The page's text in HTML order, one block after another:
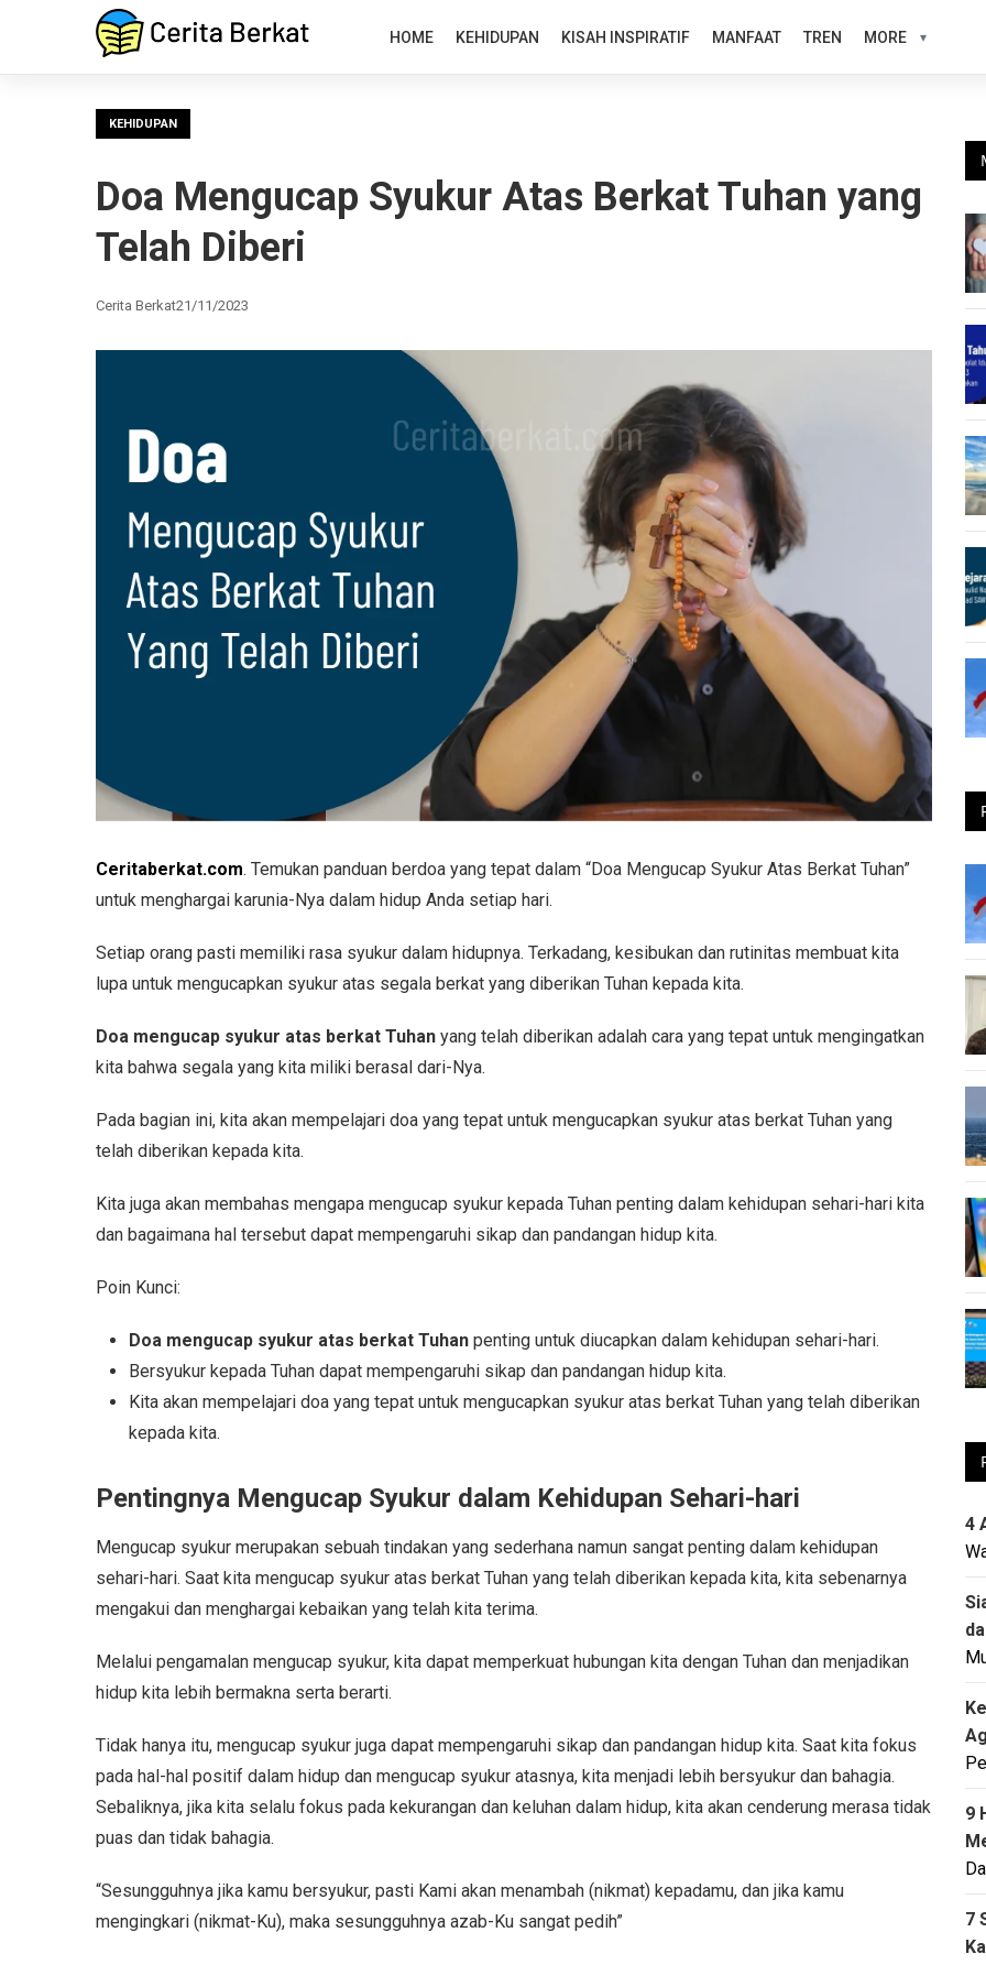
HOME KEHIDUPAN KISAH INSPIRATIF MANFAAT TREN MORE
KEHIDUPAN
Doa Mengucap Syukur Atas Berkat Tuhan yang
Telah Diberi
Cerita Berkat21/11/2023
Ceritaberkat.com. Temukan panduan berdoa yang tepat dalam “Doa Mengucap Syukur Atas Berkat Tuhan”
untuk menghargai karunia-Nya dalam hidup Anda setiap hari.
Setiap orang pasti memiliki rasa syukur dalam hidupnya. Terkadang, kesibukan dan rutinitas membuat kita
lupa untuk mengucapkan syukur atas segala berkat yang diberikan Tuhan kepada kita.
Doa mengucap syukur atas berkat Tuhan yang telah diberikan adalah cara yang tepat untuk mengingatkan
kita bahwa segala yang kita miliki berasal dari-Nya.
Pada bagian ini, kita akan mempelajari doa yang tepat untuk mengucapkan syukur atas berkat Tuhan yang
telah diberikan kepada kita.
Kita juga akan membahas mengapa mengucap syukur kepada Tuhan penting dalam kehidupan sehari-hari kita
dan bagaimana hal tersebut dapat mempengaruhi sikap dan pandangan hidup kita.
Poin Kunci:
Doa mengucap syukur atas berkat Tuhan penting untuk diucapkan dalam kehidupan sehari-hari.
Bersyukur kepada Tuhan dapat mempengaruhi sikap dan pandangan hidup kita.
Kita akan mempelajari doa yang tepat untuk mengucapkan syukur atas berkat Tuhan yang telah diberikan
kepada kita.
Pentingnya Mengucap Syukur dalam Kehidupan Sehari-hari
Mengucap syukur merupakan sebuah tindakan yang sederhana namun sangat penting dalam kehidupan
sehari-hari. Saat kita mengucap syukur atas berkat Tuhan yang telah diberikan kepada kita, kita sebenarnya
mengakui dan menghargai kebaikan yang telah kita terima.
Melalui pengamalan mengucap syukur, kita dapat memperkuat hubungan kita dengan Tuhan dan menjadikan
hidup kita lebih bermakna serta berarti.
Tidak hanya itu, mengucap syukur juga dapat mempengaruhi sikap dan pandangan hidup kita. Saat kita fokus
pada hal-hal positif dalam hidup dan mengucap syukur atasnya, kita menjadi lebih bersyukur dan bahagia.
Sebaliknya, jika kita selalu fokus pada kekurangan dan keluhan dalam hidup, kita akan cenderung merasa tidak
puas dan tidak bahagia.
“Sesungguhnya jika kamu bersyukur, pasti Kami akan menambah (nikmat) kepadamu, dan jika kamu
mengingkari (nikmat-Ku), maka sesungguhnya azab-Ku sangat pedih”
4
9
7